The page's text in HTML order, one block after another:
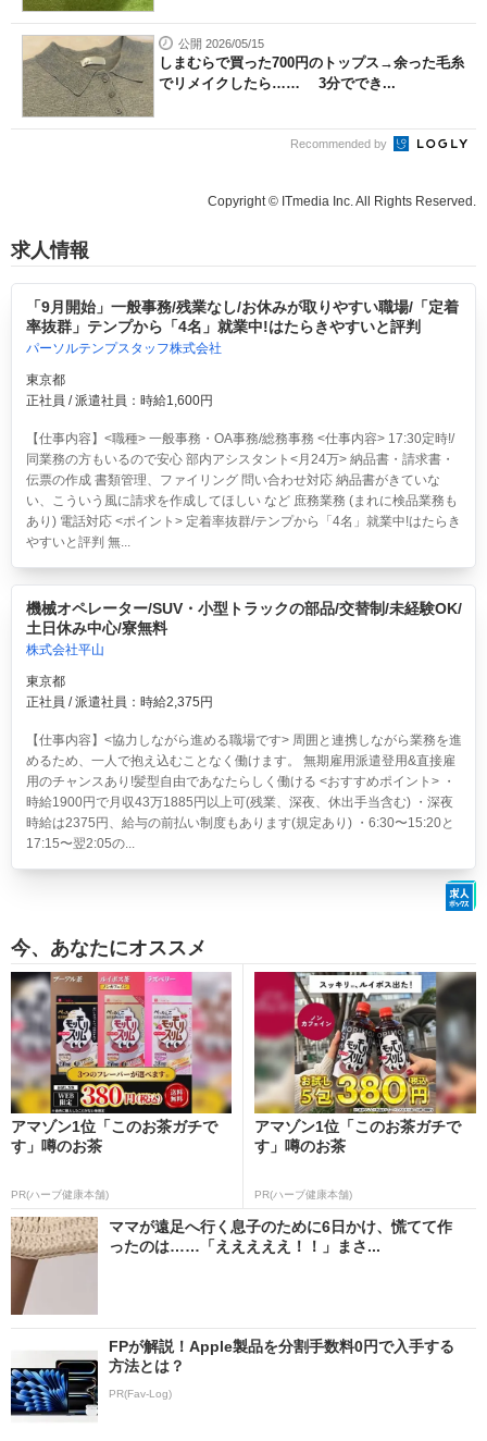
公開 2026/05/15
しまむらで買った700円のトップス→余った毛糸
でリメイクしたら…… 3分ででき...
Recommended by
Copyright © ITmedia Inc. All Rights Reserved.
求人情報
「9月開始」一般事務/残業なし/お休みが取りやすい職場/「定着
率抜群」テンプから「4名」就業中!はたらきやすいと評判
パーソルテンプスタッフ株式会社
東京都
正社員 / 派遣社員：時給1,600円
【仕事内容】<職種> 一般事務・OA事務/総務事務 <仕事内容> 17:30定時!/
同業務の方もいるので安心 部内アシスタント<月24万> 納品書・請求書・
伝票の作成 書類管理、ファイリング 問い合わせ対応 納品書がきていな
い、こういう風に請求を作成してほしい など 庶務業務 (まれに検品業務も
あり) 電話対応 <ポイント> 定着率抜群/テンプから「4名」就業中!はたらき
やすいと評判 無...
機械オペレーター/SUV・小型トラックの部品/交替制/未経験OK/
土日休み中心/寮無料
株式会社平山
東京都
正社員 / 派遣社員：時給2,375円
【仕事内容】<協力しながら進める職場です> 周囲と連携しながら業務を進
めるため、一人で抱え込むことなく働けます。 無期雇用派遣登用&直接雇
用のチャンスあり!髪型自由であなたらしく働ける <おすすめポイント> ・
時給1900円で月収43万1885円以上可(残業、深夜、休出手当含む) ・深夜
時給は2375円、給与の前払い制度もあります(規定あり) ・6:30〜15:20と
17:15〜翌2:05の...
今、あなたにオススメ
アマゾン1位「このお茶ガチで
す」噂のお茶
PR(ハーブ健康本舗)
アマゾン1位「このお茶ガチで
す」噂のお茶
PR(ハーブ健康本舗)
ママが遠足へ行く息子のために6日かけ、慌てて作
ったのは……「えええええ！！」まさ...
FPが解説！Apple製品を分割手数料0円で入手する
方法とは？
PR(Fav-Log)